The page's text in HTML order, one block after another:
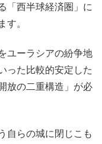
「西半球経済圏」に
す。
ユーラシアの紛争地
った比較的安定した
放の二重構造」が必
自らの城に閉じこも